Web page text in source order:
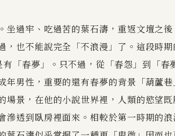
坐過牢、吃過苦的葉石濤，重返文壇之
，也不能說完全「不浪漫」了。這段時
「春夢」。只不過，從「春怨」到「春
年男性，重要的還有春夢的背景「葫蘆
場景，在他的小說世界裡，人類的慾望
滲透到臥房裡面來。相較於第一時期的